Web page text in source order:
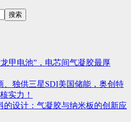
搜索
甲电池”，电芯间气凝胶最厚
、独供三星SDI美国储能，奥创特
实力！
的设计：气凝胶与纳米板的创新应